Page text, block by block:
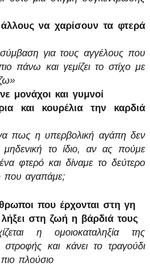
να χαρίσουν τα φτερά
για τους αγγέλους που
πάνω και γεμίζει το στίχο με
μονάχοι και γυμνοί
και κουρέλια την καρδιά
πως η υπερβολική αγάπη δεν
το ίδιο, αν ας πούμε
φτερό και δίναμε το δεύτερο
που αγαπάμε;
που έρχονται στη γη
στη ζωή η βάρδιά τους
η ομοιοκαταληξία της
και κάνει το τραγούδι
πλούσιο